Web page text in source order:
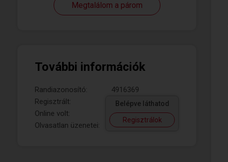
Megtalálom a párom
További információk
Randiazonosító:
4916369
Regisztrált:
Online volt:
Olvasatlan üzenetei:
Belépve láthatod
Regisztrálok